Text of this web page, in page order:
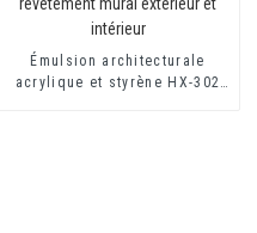
Émulsion architecturale
acrylique et styrène HX-302